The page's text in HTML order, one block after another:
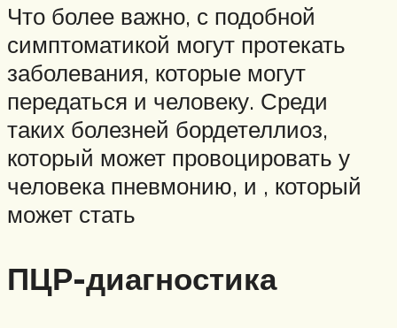
Что более важно, с подобной
симптоматикой могут протекать
заболевания, которые могут
передаться и человеку. Среди
таких болезней бордетеллиоз,
который может провоцировать у
человека пневмонию, и , который
может стать
ПЦР-диагностика